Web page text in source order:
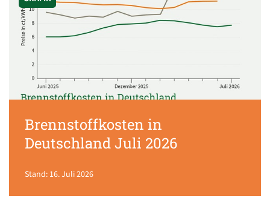
Brennstoffkosten in
Deutschland Juli 2026
Stand: 16. Juli 2026